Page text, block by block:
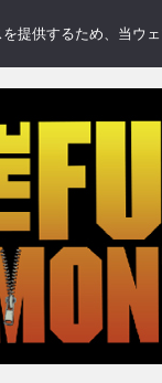
NEWS
提供するため、当ウ